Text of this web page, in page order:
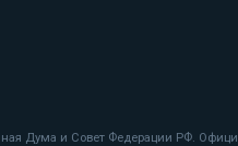
Дума и Совет Федерации РФ.